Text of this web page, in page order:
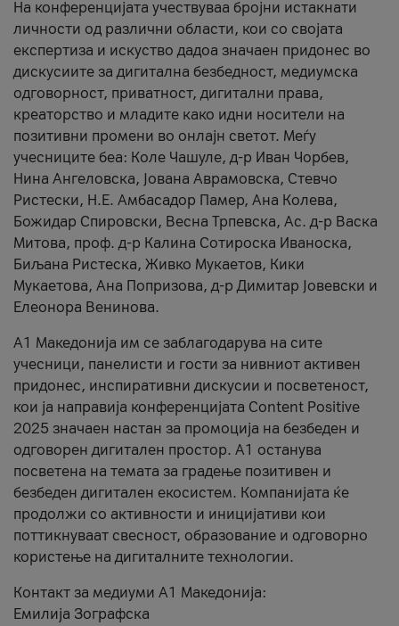
На конференцијата учествуваа бројни истакнати
личности од различни области, кои со својата
експертиза и искуство дадоа значаен придонес во
дискусиите за дигитална безбедност, медиумска
одговорност, приватност, дигитални права,
креаторство и младите како идни носители на
позитивни промени во онлајн светот. Меѓу
учесниците беа: Коле Чашуле, д-р Иван Чорбев,
Нина Ангеловска, Јована Аврамовска, Стевчо
Ристески, Н.Е. Амбасадор Памер, Ана Колева,
Божидар Спировски, Весна Трпевска, Ас. д-р Васка
Митова, проф. д-р Калина Сотироска Иваноска,
Биљана Ристеска, Живко Мукаетов, Кики
Мукаетова, Ана Попризова, д-р Димитар Јовевски и
Елеонора Венинова.
А1 Македонија им се заблагодарува на сите
учесници, панелисти и гости за нивниот активен
придонес, инспиративни дискусии и посветеност,
кои ја направија конференцијата Content Positive
2025 значаен настан за промоција на безбеден и
одговорен дигитален простор. А1 останува
посветена на темата за градење позитивен и
безбеден дигитален екосистем. Компанијата ќе
продолжи со активности и иницијативи кои
поттикнуваат свесност, образование и одговорно
користење на дигиталните технологии.
Контакт за медиуми А1 Македонија:
Емилија Зографска